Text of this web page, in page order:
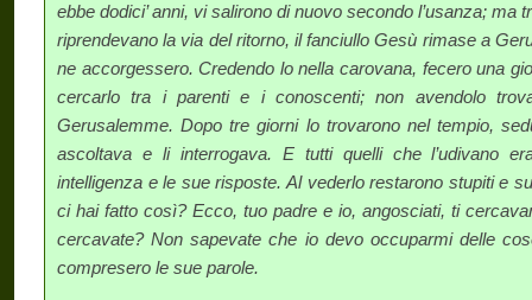
ebbe dodici’ anni, vi salirono di nuovo secondo l’usanza; ma
riprendevano la via del ritorno, il fanciullo Gesù rimase a
ne accorgessero. Credendo lo nella carovana, fecero una
cercarlo tra i parenti e i conoscenti; non avendolo
Gerusalemme. Dopo tre giorni lo trovarono nel tempio,
ascoltava e li interrogava. E tutti quelli che l’udivano
intelligenza e le sue risposte. Al vederlo re­starono stupiti e
ci hai fatto così? Ecco, tuo padre e io, angosciati, ti
cercavate? Non sapevate che io devo occuparmi delle
compresero le sue parole.